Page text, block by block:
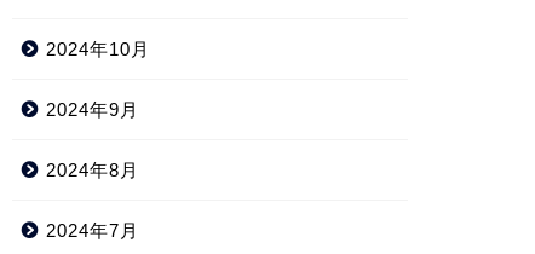
2024年10月
2024年9月
2024年8月
2024年7月